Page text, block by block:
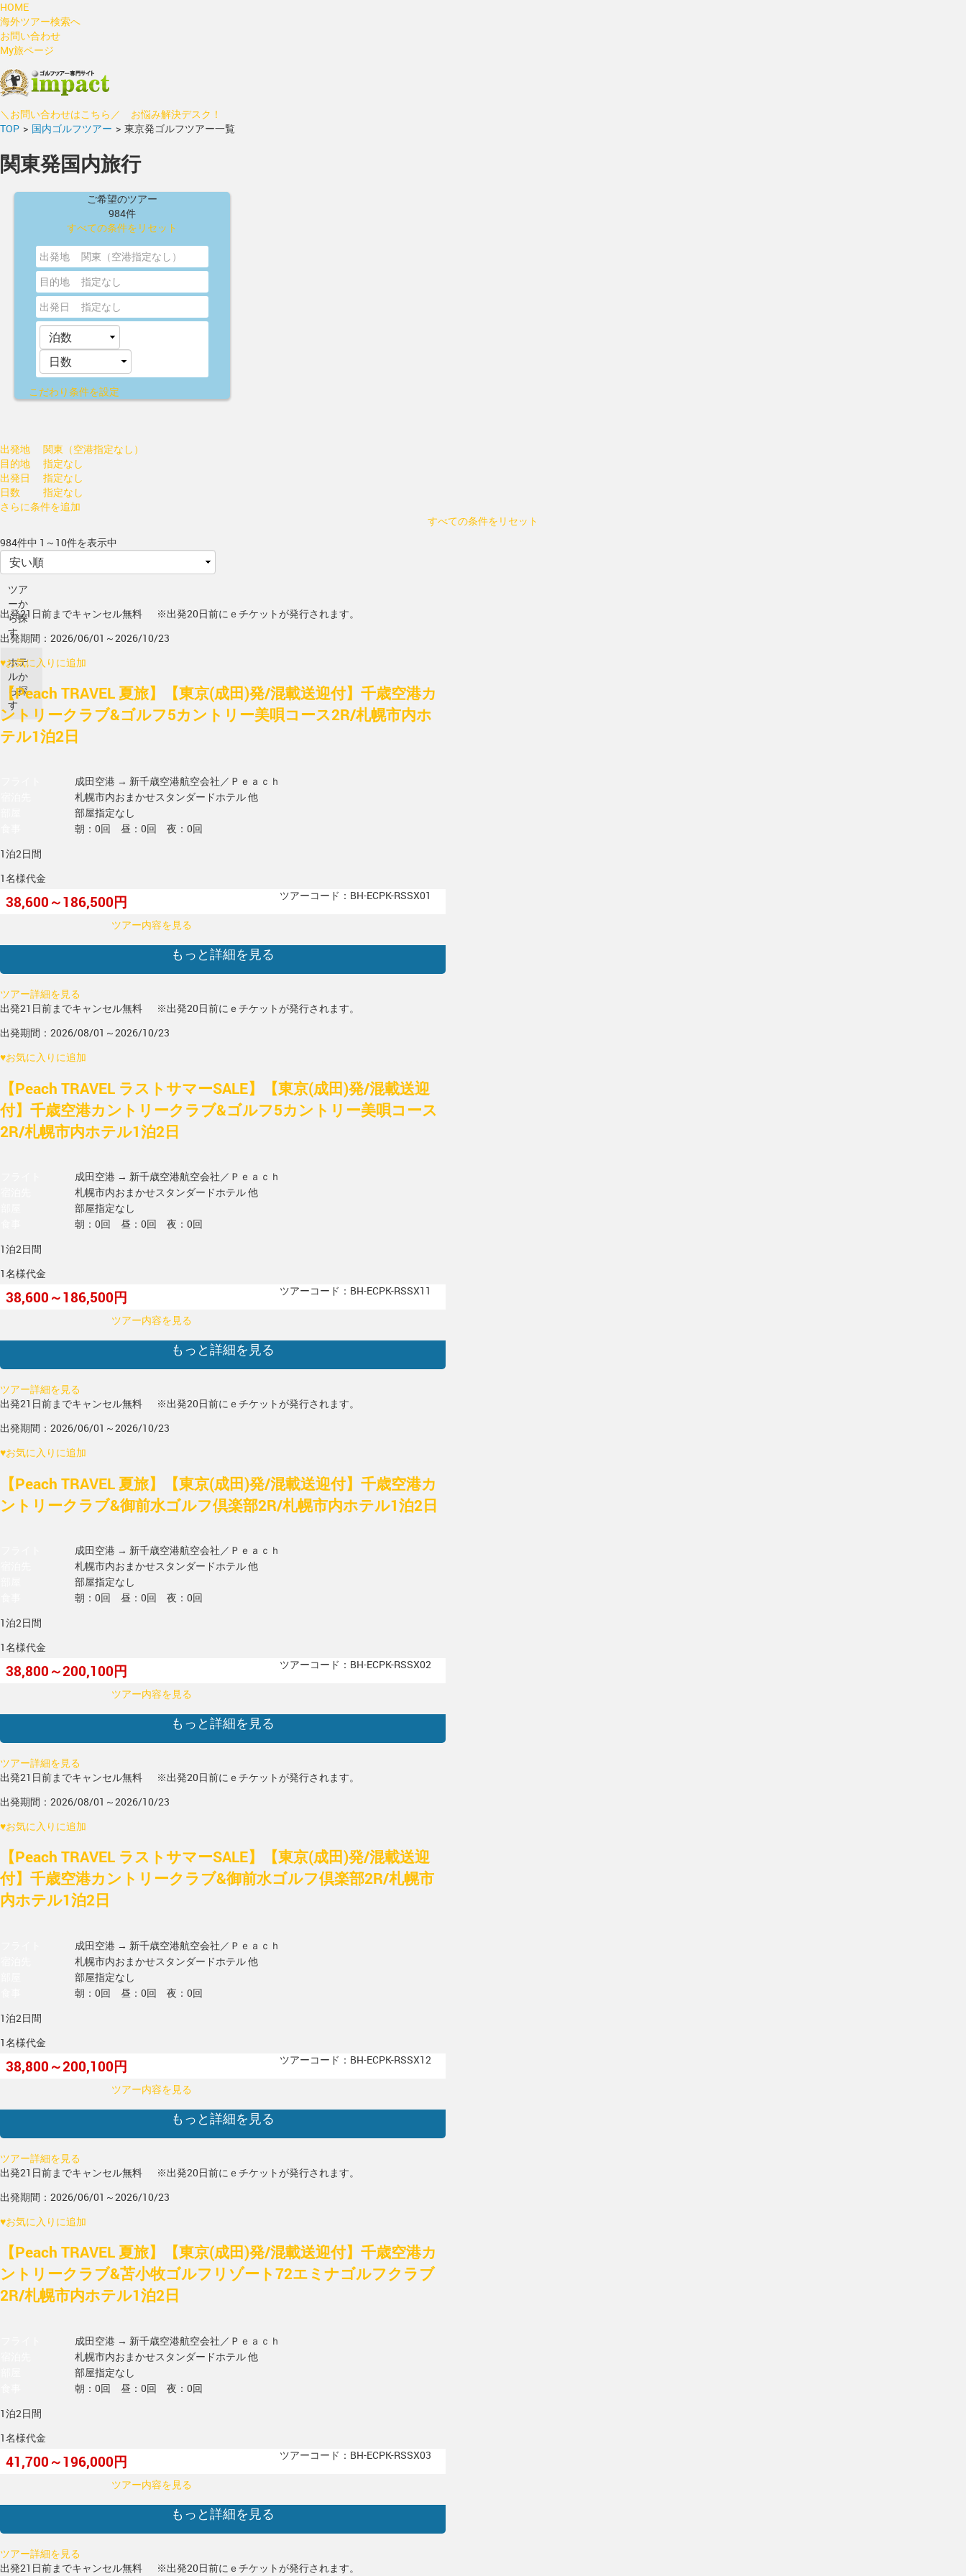
HOME
海外ツアー検索へ
お問い合わせ
My旅ページ
＼お問い合わせはこちら／ お悩み解決デスク！
TOP > 国内ゴルフツアー > 東京発ゴルフツアー一覧
関東発国内旅行
ご希望のツアー
984件
すべての条件をリセット
出発地
関東（空港指定なし）
目的地
指定なし
出発日
指定なし
こだわり条件を設定
出発地
関東（空港指定なし）
目的地
指定なし
出発日
指定なし
日数
指定なし
さらに条件を追加
すべての条件をリセット
984件中 1～10件を表示中
ツア
ーか
ら探
す
ホテ
ルか
ら探
す
出発21日前までキャンセル無料
※出発20日前にｅチケットが発行されます。
出発期間：2026/06/01～2026/10/23
♥お気に入りに追加
【Peach TRAVEL 夏旅】【東京(成田)発/混載送迎付】千歳空港カ
ントリークラブ&ゴルフ5カントリー美唄コース2R/札幌市内ホ
テル1泊2日
成田空港 → 新千歳空港航空会社／Ｐｅａｃｈ
札幌市内おまかせスタンダードホテル 他
部屋指定なし
朝：0回 昼：0回 夜：0回
1泊2日間
1名様代金
38,600～186,500円 ツアーコード：BH-ECPK-RSSX01
ツアー内容を見る
もっと詳細を見る
ツアー詳細を見る
出発21日前までキャンセル無料
※出発20日前にｅチケットが発行されます。
出発期間：2026/08/01～2026/10/23
♥お気に入りに追加
【Peach TRAVEL ラストサマーSALE】【東京(成田)発/混載送迎
付】千歳空港カントリークラブ&ゴルフ5カントリー美唄コース
2R/札幌市内ホテル1泊2日
成田空港 → 新千歳空港航空会社／Ｐｅａｃｈ
札幌市内おまかせスタンダードホテル 他
部屋指定なし
朝：0回 昼：0回 夜：0回
1泊2日間
1名様代金
38,600～186,500円 ツアーコード：BH-ECPK-RSSX11
ツアー内容を見る
もっと詳細を見る
ツアー詳細を見る
出発21日前までキャンセル無料
※出発20日前にｅチケットが発行されます。
出発期間：2026/06/01～2026/10/23
♥お気に入りに追加
【Peach TRAVEL 夏旅】【東京(成田)発/混載送迎付】千歳空港カ
ントリークラブ&御前水ゴルフ倶楽部2R/札幌市内ホテル1泊2日
成田空港 → 新千歳空港航空会社／Ｐｅａｃｈ
札幌市内おまかせスタンダードホテル 他
部屋指定なし
朝：0回 昼：0回 夜：0回
1泊2日間
1名様代金
38,800～200,100円 ツアーコード：BH-ECPK-RSSX02
ツアー内容を見る
もっと詳細を見る
ツアー詳細を見る
出発21日前までキャンセル無料
※出発20日前にｅチケットが発行されます。
出発期間：2026/08/01～2026/10/23
♥お気に入りに追加
【Peach TRAVEL ラストサマーSALE】【東京(成田)発/混載送迎
付】千歳空港カントリークラブ&御前水ゴルフ倶楽部2R/札幌市
内ホテル1泊2日
成田空港 → 新千歳空港航空会社／Ｐｅａｃｈ
札幌市内おまかせスタンダードホテル 他
部屋指定なし
朝：0回 昼：0回 夜：0回
1泊2日間
1名様代金
38,800～200,100円 ツアーコード：BH-ECPK-RSSX12
ツアー内容を見る
もっと詳細を見る
ツアー詳細を見る
出発21日前までキャンセル無料
※出発20日前にｅチケットが発行されます。
出発期間：2026/06/01～2026/10/23
♥お気に入りに追加
【Peach TRAVEL 夏旅】【東京(成田)発/混載送迎付】千歳空港カ
ントリークラブ&苫小牧ゴルフリゾート72エミナゴルフクラブ
2R/札幌市内ホテル1泊2日
成田空港 → 新千歳空港航空会社／Ｐｅａｃｈ
札幌市内おまかせスタンダードホテル 他
部屋指定なし
朝：0回 昼：0回 夜：0回
1泊2日間
1名様代金
41,700～196,000円 ツアーコード：BH-ECPK-RSSX03
ツアー内容を見る
もっと詳細を見る
ツアー詳細を見る
出発21日前までキャンセル無料
※出発20日前にｅチケットが発行されます。